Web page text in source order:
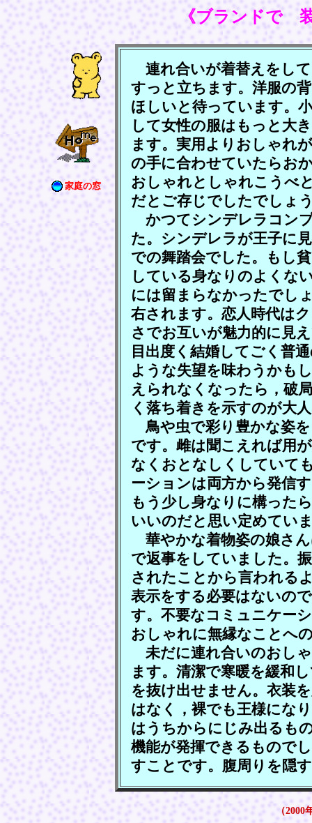
《ブランドで
家庭の窓
連れ合いが着替えをし
すっと立ちます。洋服の
ほしいと待っています。
して女性の服はもっと大
ます。実用よりおしゃれ
の手に合わせていたらお
おしゃれとしゃれこうべ
だとご存じでしたでしょ
かつてシンデレラコン
た。シンデレラが王子に
での舞踏会でした。もし
している身なりのよくな
には留まらなかったでし
右されます。恋人時代は
さでお互いが魅力的に見
目出度く結婚してごく普
ような失望を味わうかも
えられなくなったら，破
く落ち着きを示すのが大
鳥や虫で彩り豊かな姿
です。雌は聞こえれば用
なくおとなしくしていて
ーションは両方から発信
もう少し身なりに構った
いいのだと思い定めてい
華やかな着物姿の娘さ
で返事をしていました。
されたことから言われる
表示をする必要はないの
す。不要なコミュニケー
おしゃれに無縁なことへ
未だに連れ合いのおし
ます。清潔で寒暖を緩和
を抜け出せません。衣装
はなく，裸でも王様にな
はうちからにじみ出るも
機能が発揮できるもので
すことです。腹周りを隠
（2000